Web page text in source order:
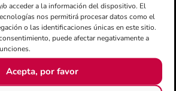
o acceder a la información del dispositivo. El
nos permitirá procesar datos como el
o las identificaciones únicas en este sitio.
puede afectar negativamente a
Acepta, por favor